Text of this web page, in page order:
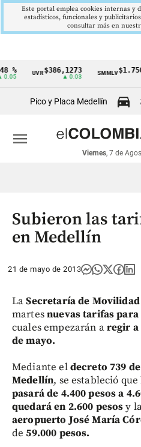
Cintillo
económicos
Colombia
% UVR$386,1273
▲ 0.03
SMMLV
Pico y Placa Medellín
Viernes, 7 de
menu
Subieron las
en Medellín
21 de mayo de 2013
LaSecretaría de
martesnuevas tarifas
cuales empezarán aregir
de mayo.
Mediante eldecreto 739
Medellín, se estableció que
pasará de 4.400 pesos a
quedará en 2.600 pesosy
aeropuerto José María
de59.000 pesos.
Este portal emplea cookies internas y
estadísticos, funcionales y
consultar más en